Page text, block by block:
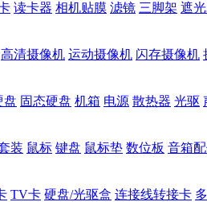
读卡器 相机贴膜 滤镜 三脚架 遮
高清摄像机 运动摄像机 闪存摄像机
盘 固态硬盘 机箱 电源 散热器 光驱
装 鼠标 键盘 鼠标垫 数位板 音箱
TV卡 硬盘/光驱盒 连接线转接卡